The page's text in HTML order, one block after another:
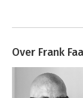
Over Frank